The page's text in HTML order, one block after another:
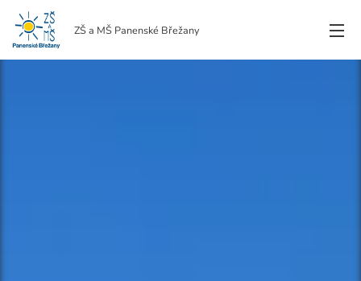
ZŠ a MŠ Panenské Břežany